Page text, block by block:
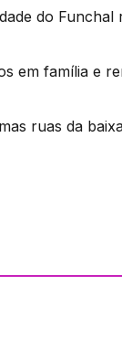
do Funchal
em família e
ruas da